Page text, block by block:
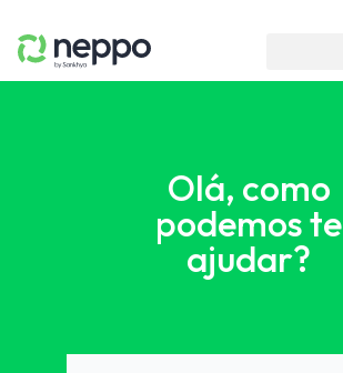
Olá, como
podemos te
ajudar?